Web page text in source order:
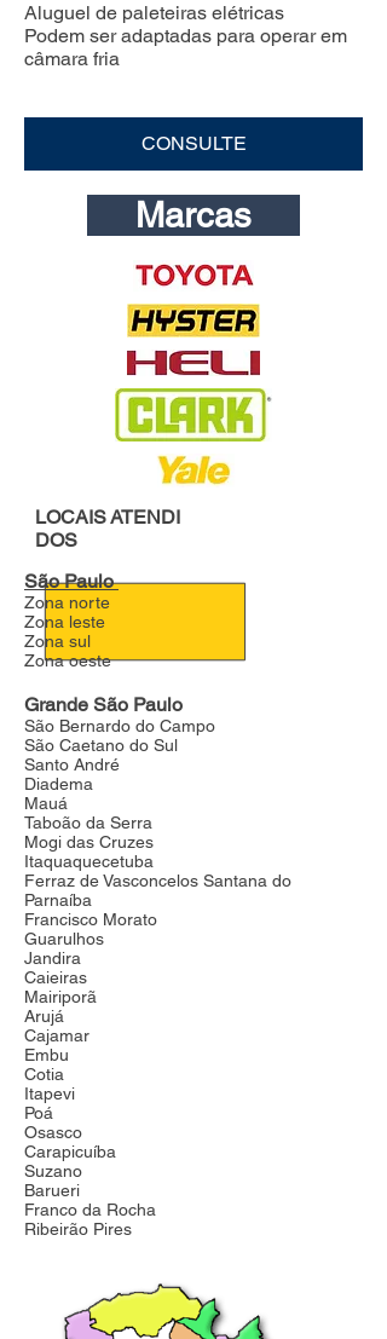
Aluguel de paleteiras elétricas
Podem ser adaptadas para operar em
câmara fria
CONSULTE
Marcas
LOCAISATENDI
DOS
São Paulo
Zona norte
Zona leste
Zona sul
Zona oeste
Grande São Paulo
São Bernardo do Campo
São Caetano do Sul
Santo André
Diadema
Mauá
Taboão da Serra
Mogi das Cruzes
Itaquaquecetuba
Ferraz de Vasconcelos Santana do
Parnaíba
Francisco Morato
Guarulhos
Jandira
Caieiras
Mairiporã
Arujá
Cajamar
Embu
Cotia
Itapevi
Poá
Osasco
Carapicuíba
Suzano
Barueri
Franco da Rocha
Ribeirão Pires